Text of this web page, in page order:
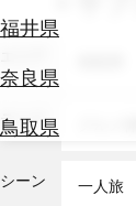
福井県
奈良県
鳥取県
券
テ
を
テーマ
シーン 一人旅